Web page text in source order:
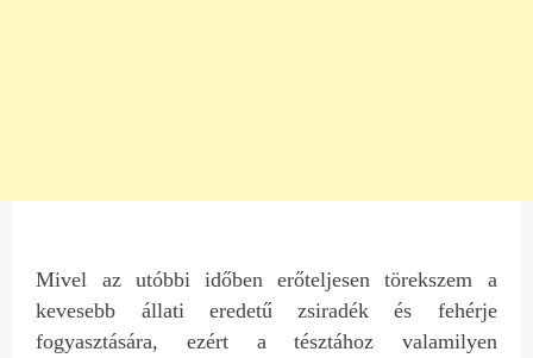
Mivel az utóbbi időben erőteljesen törekszem a
kevesebb állati eredetű zsiradék és fehérje
fogyasztására, ezért a tésztához valamilyen